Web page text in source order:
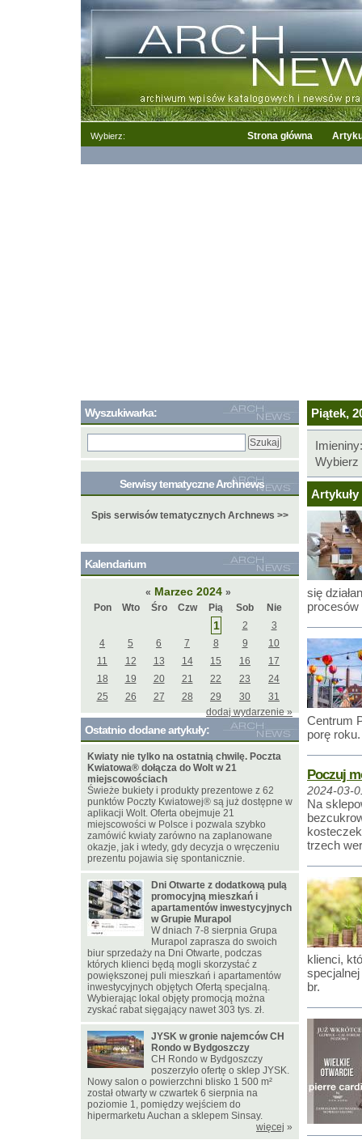
Wybierz: Strona główna
Piątek,
Wybierz
się
Centrum
porę roku.
Poczuj
2024-03-
Na
trzech
klienci,
br.
Wyszukiwarka:
Serwisy tematyczne Archnews
Spis serwisów tematycznych Archnews >>
Kalendarium
« Marzec 2024 »
Pon
Wto Śro Czw Pią Sob Nie
1 2
3
4
5 6 7 8 9
10
11
12 13 14 15 16
17
18
19 20 21 22 23
24
25
26 27 28 29 30
31
dodaj wydarzenie »
Ostatnio dodane artykuły:
Kwiaty nie tylko na ostatnią chwilę. Poczta
Kwiatowa® dołącza do Wolt w 21
miejscowościach
Świeże bukiety i produkty prezentowe z 62
punktów Poczty Kwiatowej® są już dostępne w
aplikacji Wolt. Oferta obejmuje 21
miejscowości w Polsce i pozwala szybko
zamówić kwiaty zarówno na zaplanowane
okazje, jak i wtedy, gdy decyzja o wręczeniu
prezentu pojawia się spontanicznie.
Dni Otwarte z dodatkową pulą
promocyjną mieszkań i
apartamentów inwestycyjnych
w Grupie Murapol
W dniach 7-8 sierpnia Grupa
Murapol zaprasza do swoich
biur sprzedaży na Dni Otwarte, podczas
których klienci będą mogli skorzystać z
powiększonej puli mieszkań i apartamentów
inwestycyjnych objętych Ofertą specjalną.
Wybierając lokal objęty promocją można
zyskać rabat sięgający nawet 303 tys. zł.
JYSK w gronie najemców CH
Rondo w Bydgoszczy
CH Rondo w Bydgoszczy
poszerzyło ofertę o sklep JYSK.
Nowy salon o powierzchni blisko 1 500 m²
został otwarty w czwartek 6 sierpnia na
poziomie 1, pomiędzy wejściem do
hipermarketu Auchan a sklepem Sinsay.
więcej »